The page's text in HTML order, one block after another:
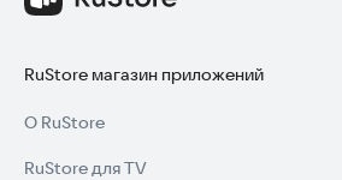
RuStore магазин приложений
О RuStore
RuStore для TV